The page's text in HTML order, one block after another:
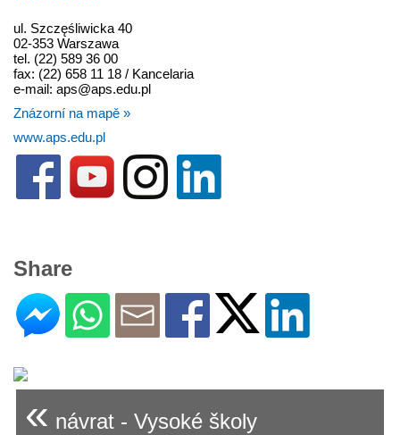
ul. Szczęśliwicka 40
02-353 Warszawa
tel. (22) 589 36 00
fax: (22) 658 11 18 / Kancelaria
e-mail: aps@aps.edu.pl
Znázorní na mapě »
www.aps.edu.pl
Share
« návrat - Vysoké školy